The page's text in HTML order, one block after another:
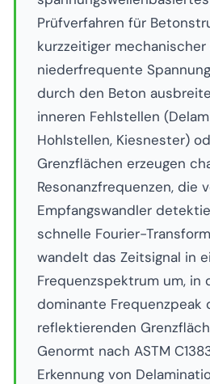
Prüfverfahren für
kurzzeitiger mechanischer
niederfrequente
durch den Beton
inneren Fehlstellen
Hohlstellen, Kiesnester)
Grenzflächen erzeugen
Resonanzfrequenzen, die
Empfangswandler
schnelle Fourier-
wandelt das Zeitsignal in
Frequenzspektrum um, in
dominante Frequenzpeak
reflektierenden
Genormt nach ASTM
Erkennung von